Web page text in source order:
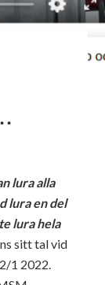
lura alla
lura en del
lura hela
sitt tal vid
1 2022.